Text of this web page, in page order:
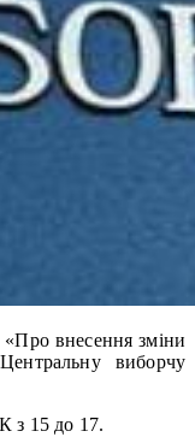
внесення зміни
виборчу
з 15 до 17.